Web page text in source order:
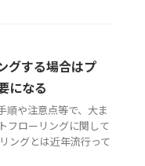
グする場合はプ
になる
順や注意点等で、大ま
フローリングに関して
ングとは近年流行って